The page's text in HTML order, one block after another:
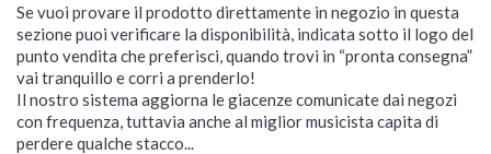
Se vuoi provare il prodotto direttamente in negozio in questa
sezione puoi verificare la disponibilità, indicata sotto il logo del
punto vendita che preferisci, quando trovi in “pronta consegna”
vai tranquillo e corri a prenderlo!
Il nostro sistema aggiorna le giacenze comunicate dai negozi
con frequenza, tuttavia anche al miglior musicista capita di
perdere qualche stacco...